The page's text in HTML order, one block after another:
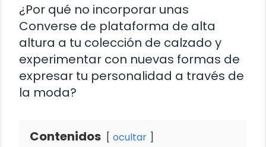
¿Por qué no incorporar unas
Converse de plataforma de alta
altura a tu colección de calzado y
experimentar con nuevas formas de
expresar tu personalidad a través de
la moda?
Contenidos ocultar